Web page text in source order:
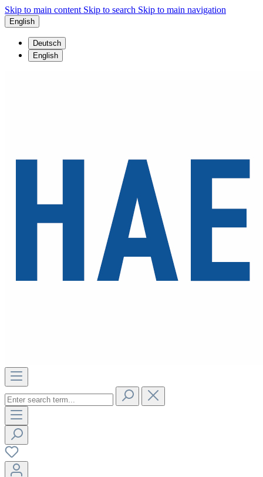
Skip to main content Skip to search Skip to main navigation
English
Deutsch
English